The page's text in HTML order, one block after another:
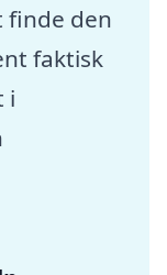
finde den
faktisk
i